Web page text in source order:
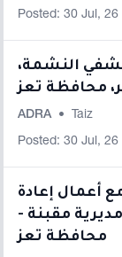
Posted: 30 Jul, 26
النشمة،
محافظة تعز
ADRA • Taiz
Posted: 30 Jul, 26
أعمال إعادة
مقبنة -
محافظة تعز